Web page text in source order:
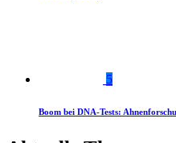
5
Boom bei DNA-Tests: